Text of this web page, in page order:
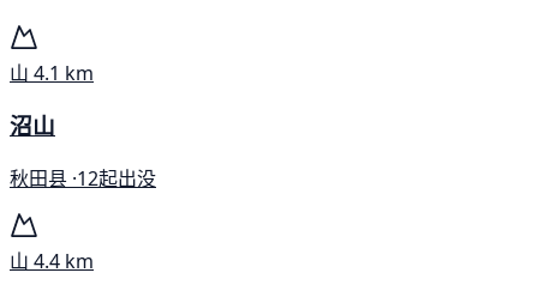
山 4.1 km
沼山
秋田县 ·12起出没
山 4.4 km